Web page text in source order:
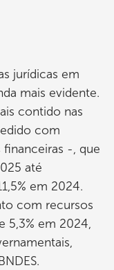
jurídicas em
mais evidente.
contido nas
com
-, que
até
em 2024.
com recursos
5,3% em 2024,